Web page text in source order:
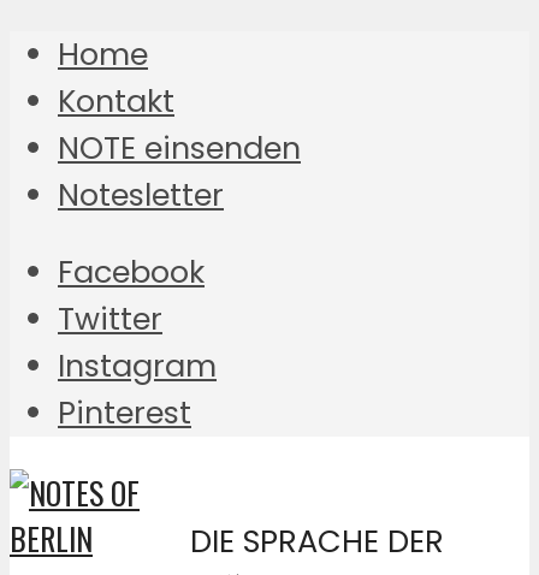
Home
Kontakt
NOTE einsenden
Notesletter
Facebook
Twitter
Instagram
Pinterest
DIE SPRACHE DER